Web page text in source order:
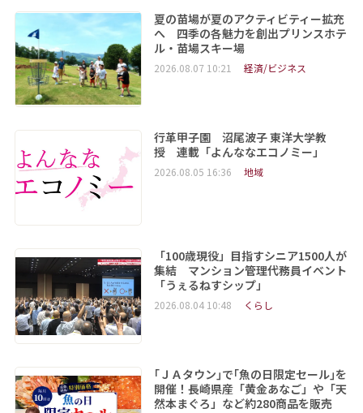
夏の苗場が夏のアクティビティー拡充
へ 四季の各魅力を創出プリンスホテ
ル・苗場スキー場
2026.08.07 10:21 経済/ビジネス
行革甲子園 沼尾波子 東洋大学教
授 連載「よんななエコノミー」
2026.08.05 16:36 地域
「100歳現役」目指すシニア1500人が
集結 マンション管理代務員イベント
「うぇるねすシップ」
2026.08.04 10:48 くらし
｢ＪＡタウン｣で｢魚の日限定セール｣を
開催！長崎県産「黄金あなご」や「天
然本まぐろ」など約280商品を販売